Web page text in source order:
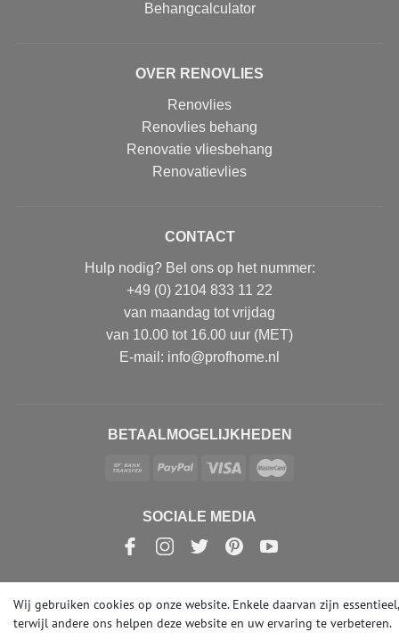
Behangcalculator
OVER RENOVLIES
Renovlies
Renovlies behang
Renovatie vliesbehang
Renovatievlies
CONTACT
Hulp nodig? Bel ons op het nummer:
+49 (0) 2104 833 11 22
van maandag tot vrijdag
van 10.00 tot 16.00 uur (MET)
E-mail: info@profhome.nl
BETAALMOGELIJKHEDEN
SOCIALE MEDIA
© Copyright 2026 | e-Delux GmbH
Wij gebruiken cookies op onze website. Enkele daarvan zijn essentieel,
terwijl andere ons helpen deze website en uw ervaring te verbeteren.